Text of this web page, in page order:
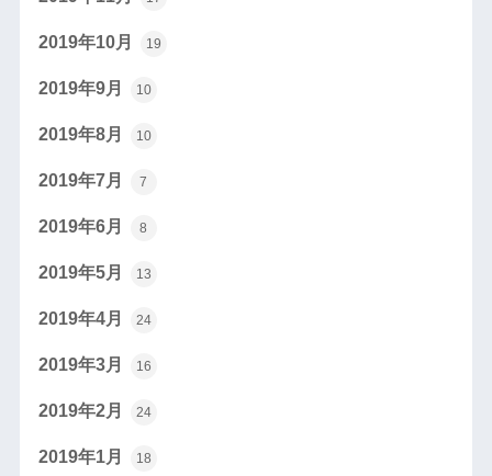
2019年10月 19
2019年9月 10
2019年8月 10
2019年7月 7
2019年6月 8
2019年5月 13
2019年4月 24
2019年3月 16
2019年2月 24
2019年1月 18